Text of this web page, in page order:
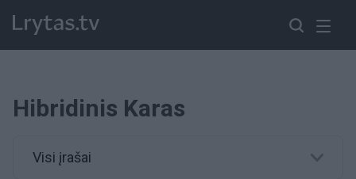
Hibridinis Karas
Visi įrašai